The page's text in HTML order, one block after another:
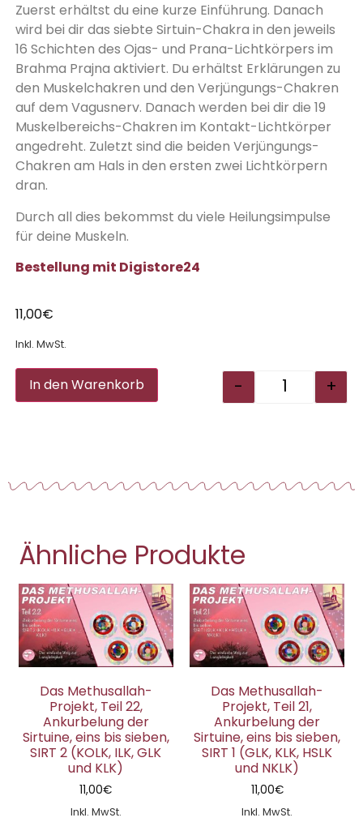
Zuerst erhältst du eine kurze Einführung. Danach
wird bei dir das siebte Sirtuin-Chakra in den jeweils
16 Schichten des Ojas- und Prana-Lichtkörpers im
Brahma Prajna aktiviert. Du erhältst Erklärungen zu
den Muskelchakren und den Verjüngungs-Chakren
auf dem Vagusnerv. Danach werden bei dir die 19
Muskelbereichs-Chakren im Kontakt-Lichtkörper
angedreht. Zuletzt sind die beiden Verjüngungs-
Chakren am Hals in den ersten zwei Lichtkörpern
dran.
Durch all dies bekommst du viele Heilungsimpulse
für deine Muskeln.
Bestellung mit Digistore24
11,00€
Inkl. MwSt.
- +
In den Warenkorb Alternative:
Ähnliche Produkte
Das Methusallah-
Projekt, Teil 22,
Ankurbelung der
Sirtuine, eins bis sieben,
SIRT 2 (KOLK, ILK, GLK
und KLK)
11,00€
Inkl. MwSt.
Das Methusallah-
Projekt, Teil 21,
Ankurbelung der
Sirtuine, eins bis sieben,
SIRT 1 (GLK, KLK, HSLK
und NKLK)
11,00€
Inkl. MwSt.